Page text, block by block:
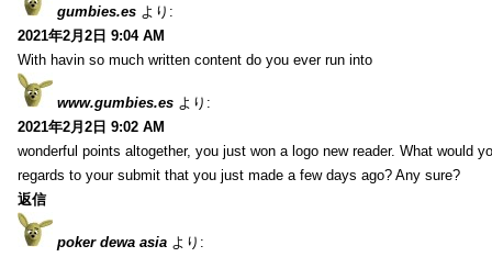
gumbies.es より:
2021年2月2日 9:04 AM
With havin so much written content do you ever run into
www.gumbies.es より:
2021年2月2日 9:02 AM
wonderful points altogether, you just won a logo new reader. What would
regards to your submit that you just made a few days ago? Any sure?
返信
poker dewa asia より: